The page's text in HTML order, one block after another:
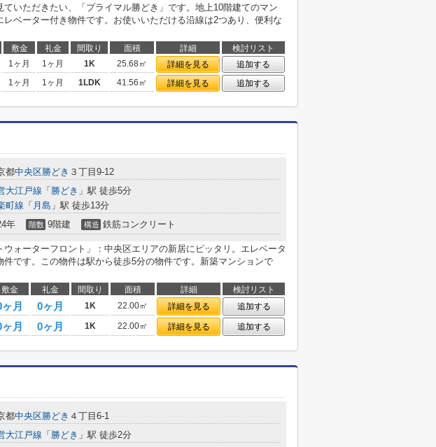
ていただきたい、「プライマル勝どき」です。地上10階建てのマン
レベーター付き物件です。お使いいただける沿線は2つあり、便利な
敷金 礼金 間取り 面積 詳細
検討リスト
1ヶ月 1ヶ月 1K 25.68㎡ 詳細を見る
追加する
1ヶ月 1ヶ月 1LDK 41.56㎡ 詳細を見る 追加する
都中央区勝どき ３丁目9-12
大江戸線 「 勝どき 」駅 徒歩5分
町線 「 月島 」駅 徒歩13分
年 階数 9階建 構造 鉄筋コンクリート
ウォーターフロント」：中央区エリアの新居にピッタリ。エレベータ
件です。この物件は駅から徒歩5分の物件です。新築マンションで
敷金 礼金 間取り 面積 詳細
検討リスト
月 0ヶ月 1K 22.00㎡ 詳細を見る
追加する
月 0ヶ月 1K 22.00㎡ 詳細を見る 追加する
都中央区勝どき ４丁目6-1
大江戸線 「 勝どき 」駅 徒歩2分